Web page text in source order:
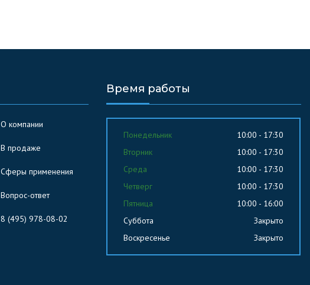
О компании
В продаже
Сферы применения
Вопрос-ответ
8 (495) 978-08-02
Время работы
Понедельник
10:00 - 17:30
Вторник
10:00 - 17:30
Среда
10:00 - 17:30
Четверг
10:00 - 17:30
Пятница
10:00 - 16:00
Суббота
Закрыто
Воскресенье
Закрыто